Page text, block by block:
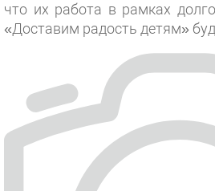
что их работа в рамках
«Доставим радость детям»